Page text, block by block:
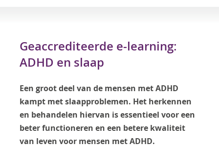
Geaccrediteerde e-learning:
ADHD en slaap
Een groot deel van de mensen met ADHD
kampt met slaapproblemen. Het herkennen
en behandelen hiervan is essentieel voor een
beter functioneren en een betere kwaliteit
van leven voor mensen met ADHD.